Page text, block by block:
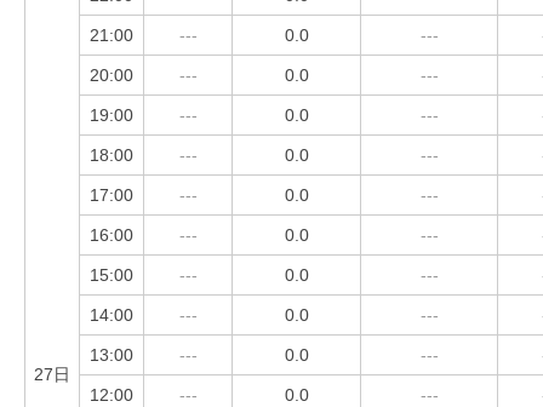
27日
21:00 --- 0.0 ---
20:00 --- 0.0 ---
19:00 --- 0.0 ---
18:00 --- 0.0 ---
17:00 --- 0.0 ---
16:00 --- 0.0 ---
15:00 --- 0.0 ---
14:00 --- 0.0 ---
13:00 --- 0.0 ---
12:00 --- 0.0 ---